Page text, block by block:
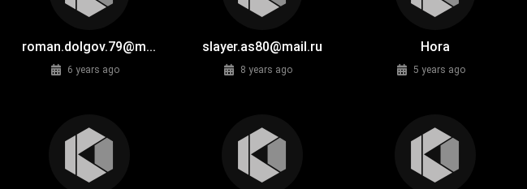
roman.dolgov.79@m...
6 years ago
slayer.as80@mail.ru
8 years ago
Hora
5 years ago